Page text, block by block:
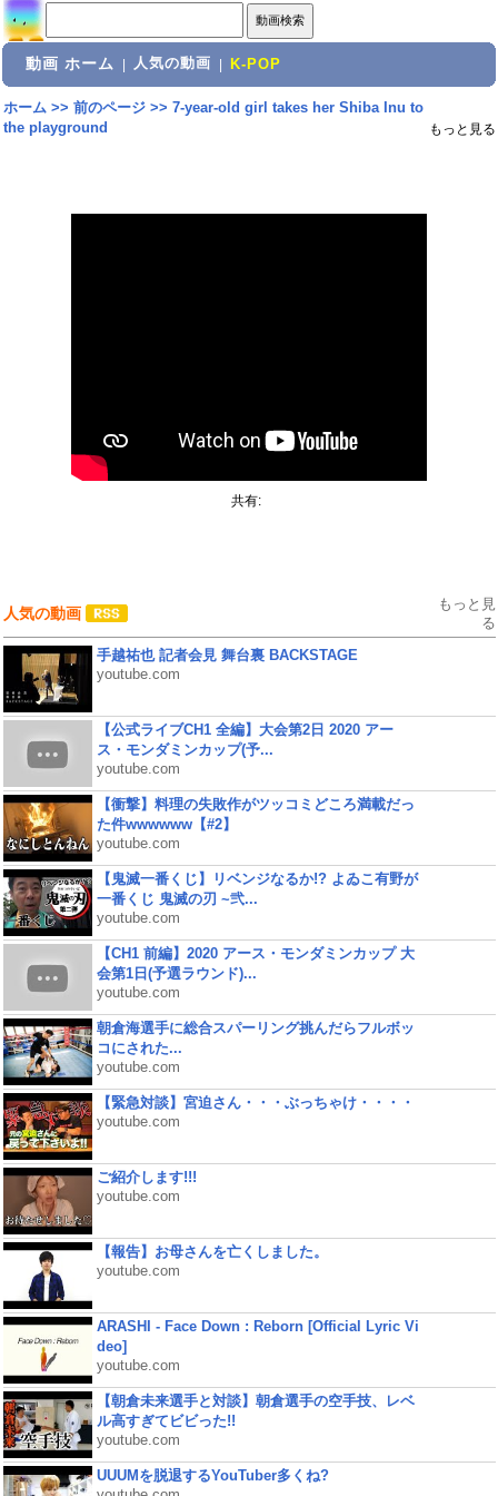
動画 ホーム 人気の動画 K-POP
ホーム>> 前のページ>> 7-year-old girl takes her Shiba Inu to
the playground
もっと見る
共有:
人気の動画
もっと見
る
手越祐也 記者会見 舞台裏 BACKSTAGE
youtube.com
【公式ライブCH1 全編】大会第2日 2020 アー
ス・モンダミンカップ(予...
youtube.com
【衝撃】料理の失敗作がツッコミどころ満載だっ
た件wwwwww【#2】
youtube.com
【鬼滅一番くじ】リベンジなるか!? よゐこ有野が
一番くじ 鬼滅の刃 ~弐...
youtube.com
【CH1 前編】2020 アース・モンダミンカップ 大
会第1日(予選ラウンド)...
youtube.com
朝倉海選手に総合スパーリング挑んだらフルボッ
コにされた...
youtube.com
【緊急対談】宮迫さん・・・ぶっちゃけ・・・・
youtube.com
ご紹介します!!!
youtube.com
【報告】お母さんを亡くしました。
youtube.com
ARASHI - Face Down : Reborn [Official Lyric Vi
deo]
youtube.com
【朝倉未来選手と対談】朝倉選手の空手技、レベ
ル高すぎてビビった!!
youtube.com
UUUMを脱退するYouTuber多くね?